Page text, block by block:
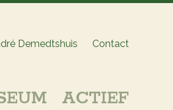
Demedtshuis Contact
ACTIEF